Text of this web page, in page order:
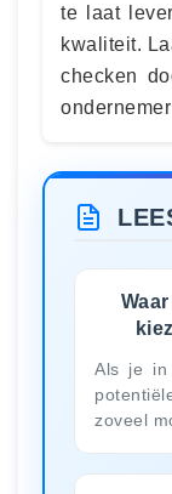
te laat
kwaliteit.
checken
Als je in
zoveel